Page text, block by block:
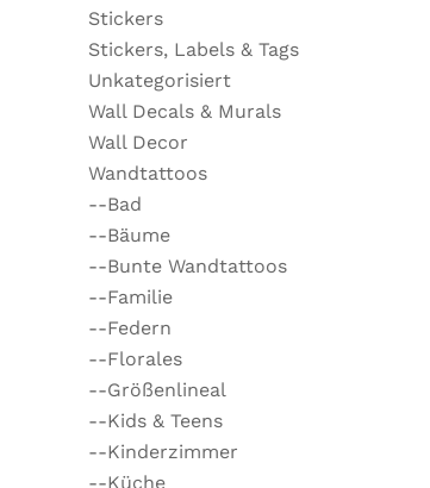
Stickers
Stickers, Labels & Tags
Unkategorisiert
Wall Decals & Murals
Wall Decor
Wandtattoos
--Bad
--Bäume
--Bunte Wandtattoos
--Familie
--Federn
--Florales
--Größenlineal
--Kids & Teens
--Kinderzimmer
--Küche